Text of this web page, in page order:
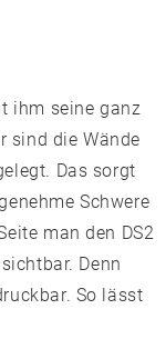
ihm seine ganz
sind die Wände
Das sorgt
Schwere
man den DS2
Denn
So lässt